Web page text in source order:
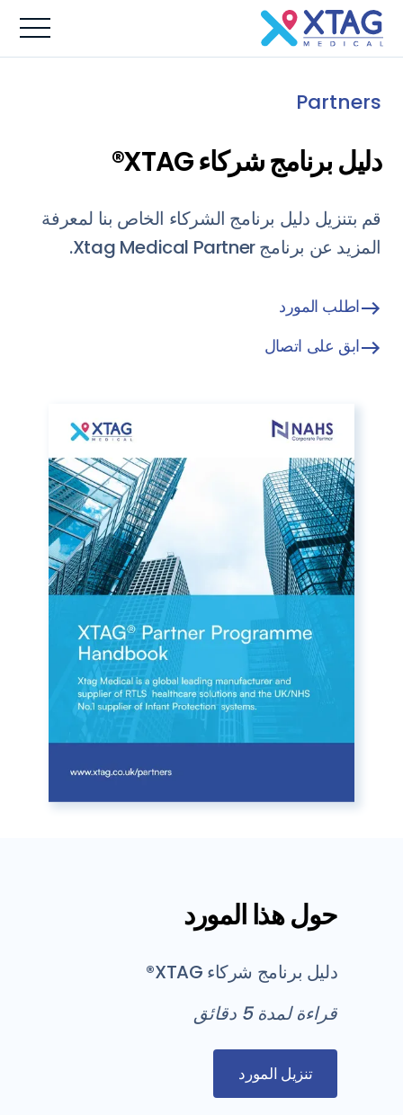
Partners
دليل برنامج شركاء XTAG®
قم بتنزيل دليل برنامج الشركاء الخاص بنا لمعرفة
المزيد عن برنامج Xtag Medical Partner.
اطلب المورد
ابق على اتصال
حول هذا المورد
دليل برنامج شركاء XTAG®
قراءة لمدة 5 دقائق
تنزيل المورد